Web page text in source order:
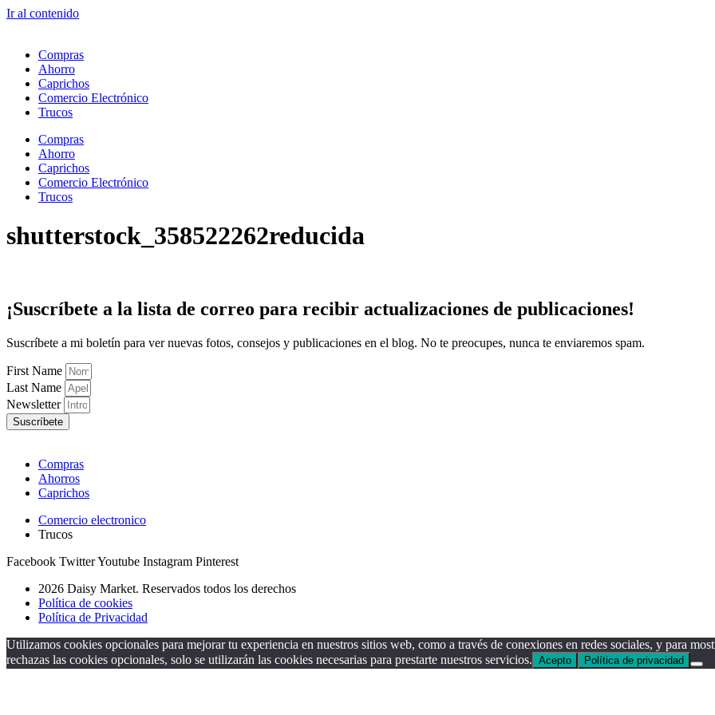
Ir al contenido
Compras
Ahorro
Caprichos
Comercio Electrónico
Trucos
Compras
Ahorro
Caprichos
Comercio Electrónico
Trucos
shutterstock_358522262reducida
¡Suscríbete a la lista de correo para recibir actualizaciones de publicaciones!
Suscríbete a mi boletín para ver nuevas fotos, consejos y publicaciones en el blog. No te preocupes, nunca te enviaremos spam.
First Name
Last Name
Newsletter
Suscríbete
Compras
Ahorros
Caprichos
Comercio electronico
Trucos
Facebook TwitterYoutube Instagram Pinterest
2026 Daisy Market. Reservados todos los derechos
Política de cookies
Política de Privacidad
Utilizamos cookies opcionales para mejorar tu experiencia en nuestros sitios web, como a través de conexiones en redes sociales, y para
rechazas las cookies opcionales, solo se utilizarán las cookies necesarias para prestarte nuestros servicios. Acepto Política de privacidad